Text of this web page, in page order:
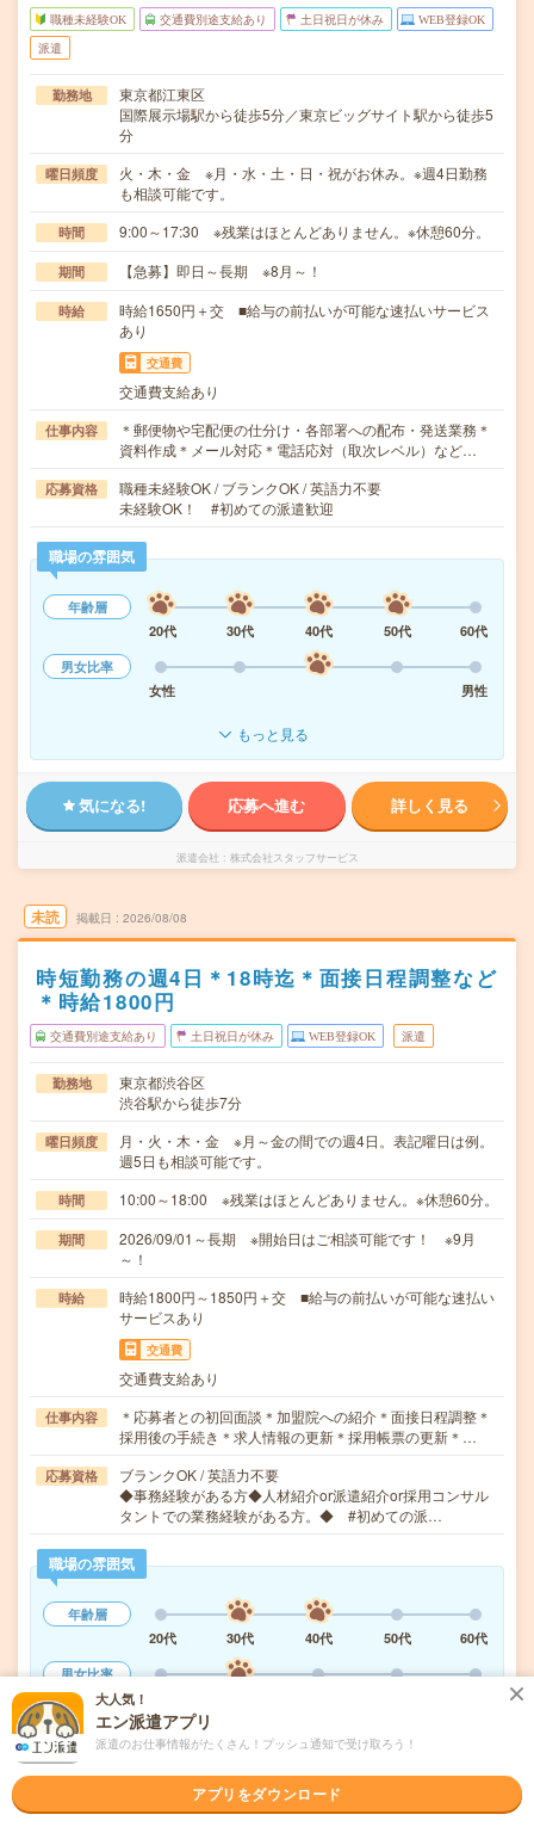
職種未経験OK 交通費別途支給あり 土日祝日が休み WEB登録OK
派遣
勤務地
東京都江東区
国際展示場駅から徒歩5分／東京ビッグサイト駅から徒歩5
分
曜日頻度
火・木・金 ※月・水・土・日・祝がお休み。※週4日勤務
も相談可能です。
時間 9:00～17:30 ※残業はほとんどありません。※休憩60分。
期間 【急募】即日～長期 ※8月～！
時給
時給1650円＋交 ■給与の前払いが可能な速払いサービス
あり
交通費
交通費支給あり
仕事内容
＊郵便物や宅配便の仕分け・各部署への配布・発送業務＊
資料作成＊メール対応＊電話応対（取次レベル）など…
応募資格
職種未経験OK / ブランクOK / 英語力不要
未経験OK！ #初めての派遣歓迎
職場の雰囲気
年齢層
20代
30代 40代 50代
60代
男女比率
女性
男性
もっと見る
気になる! 応募へ進む 詳しく見る
派遣会社 株式会社スタッフサービス
未読 掲載日 2026/08/08
時短勤務の週4日＊18時迄＊面接日程調整など
＊時給1800円
交通費別途支給あり 土日祝日が休み WEB登録OK 派遣
勤務地
東京都渋谷区
渋谷駅から徒歩7分
曜日頻度
月・火・木・金 ※月～金の間での週4日。表記曜日は例。
週5日も相談可能です。
時間 10:00～18:00 ※残業はほとんどありません。※休憩60分。
期間
2026/09/01～長期 ※開始日はご相談可能です！ ※9月
～！
時給
時給1800円～1850円＋交 ■給与の前払いが可能な速払い
サービスあり
交通費
交通費支給あり
仕事内容
＊応募者との初回面談＊加盟院への紹介＊面接日程調整＊
採用後の手続き＊求人情報の更新＊採用帳票の更新＊…
応募資格
ブランクOK / 英語力不要
◆事務経験がある方◆人材紹介or派遣紹介or採用コンサル
タントでの業務経験がある方。◆ #初めての派…
職場の雰囲気
年齢層
20代
30代 40代 50代
60代
男女比率
もっと見る
気になる! 応募へ進む 詳しく見る
大人気！
エン派遣アプリ
派遣のお仕事情報がたくさん！プッシュ通知で受け取ろう！
アプリをダウンロード